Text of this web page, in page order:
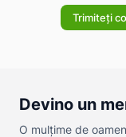
Devino un
O mulțime de